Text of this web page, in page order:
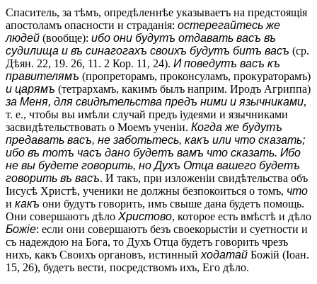
Спаситель, за тѣмъ, опредѣленнѣе указываетъ на предстоящія
апостоламъ опасности и страданія: остерегайтесь же
людей (вообще): ибо они будутъ отдавать васъ въ
судилища и въ синагогахъ своихъ будутъ битъ васъ (ср.
Дѣян. 22, 19. 26, 11. 2 Кор. 11, 24). И поведутъ васъ къ
правителямъ (пропреторамъ, проконсуламъ, прокураторамъ)
и царямъ (тетрархамъ, какимъ былъ наприм. Иродъ Агриппа)
за Меня, для свидѣтельства предъ ними и язычниками,
т. е., чтобы вы имѣли случай предъ іудеями и язычниками
засвидѣтельствовать о Моемъ ученіи. Когда же будутъ
предавать васъ, не заботьтесь, какъ или что сказать;
ибо въ тотъ часъ дано будетъ вамъ что сказать. Ибо
не вы будете говорить, но Духъ Отца вашего будетъ
говорить въ васъ. И такъ, при изложеніи свидѣтельства объ
Іисусѣ Христѣ, ученики не должны безпокоиться о томъ, что
и какъ они будутъ говорить, имъ свыше дана будетъ помощь.
Они совершаютъ дѣло Христово, которое есть вмѣстѣ и дѣло
Божіе: если они совершаютъ безъ своекорыстіи и суетности и
съ надеждою на Бога, то Духъ Отца будетъ говорить чрезъ
нихъ, какъ Своихъ органовъ, истинный ходатай Божій (Іоан.
15, 26), будетъ вести, посредствомъ ихъ, Его дѣло.